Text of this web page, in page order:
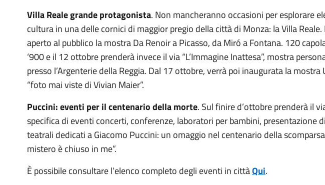
Villa Reale grande protagonista. Non mancheranno occasioni per esplorare
cultura in una delle cornici di maggior pregio della città di Monza: la Villa
aperto al pubblico la mostra Da Renoir a Picasso, da Miró a Fontana. 120
‘900 e il 12 ottobre prenderà invece il via “L’Immagine Inattesa”, mostra
presso l’Argenterie della Reggia. Dal 17 ottobre, verrà poi inaugurata la mostra
“foto mai viste di Vivian Maier”.
Puccini: eventi per il centenario della morte. Sul finire d’ottobre prenderà il
specifica di eventi concerti, conferenze, laboratori per bambini, presentazione
teatrali dedicati a Giacomo Puccini: un omaggio nel centenario della
mistero è chiuso in me”.
È possibile consultare l’elenco completo degli eventi in cittàQui.